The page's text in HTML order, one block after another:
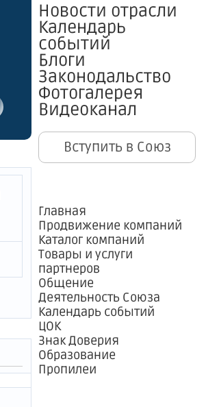
Новости отрасли
Календарь
событий
Блоги
Законодальство
Фотогалерея
Видеоканал
Вступить в Союз
Главная
Продвижение компаний
Каталог компаний
Товары и услуги
партнеров
Общение
Деятельность Союза
Календарь событий
ЦОК
Знак Доверия
Образование
Пропилеи